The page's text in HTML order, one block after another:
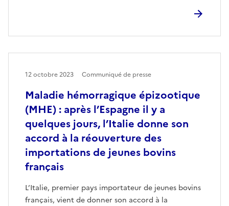
Maladie hémorragique épizootique
(MHE) : après l’Espagne il y a
quelques jours, l’Italie donne son
accord à la réouverture des
importations de jeunes bovins
français
L’Italie, premier pays importateur de jeunes bovins
français, vient de donner son accord à la
12 octobre 2023 Communiqué de presse